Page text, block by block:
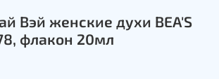
Вэй женские духи BEA'S
флакон 20мл